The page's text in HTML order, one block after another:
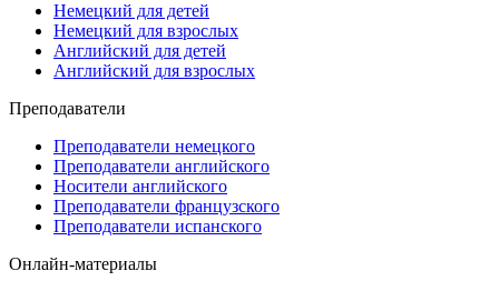
Немецкий для детей
Немецкий для взрослых
Английский для детей
Английский для взрослых
Преподаватели
Преподаватели немецкого
Преподаватели английского
Носители английского
Преподаватели французского
Преподаватели испанского
Онлайн-материалы